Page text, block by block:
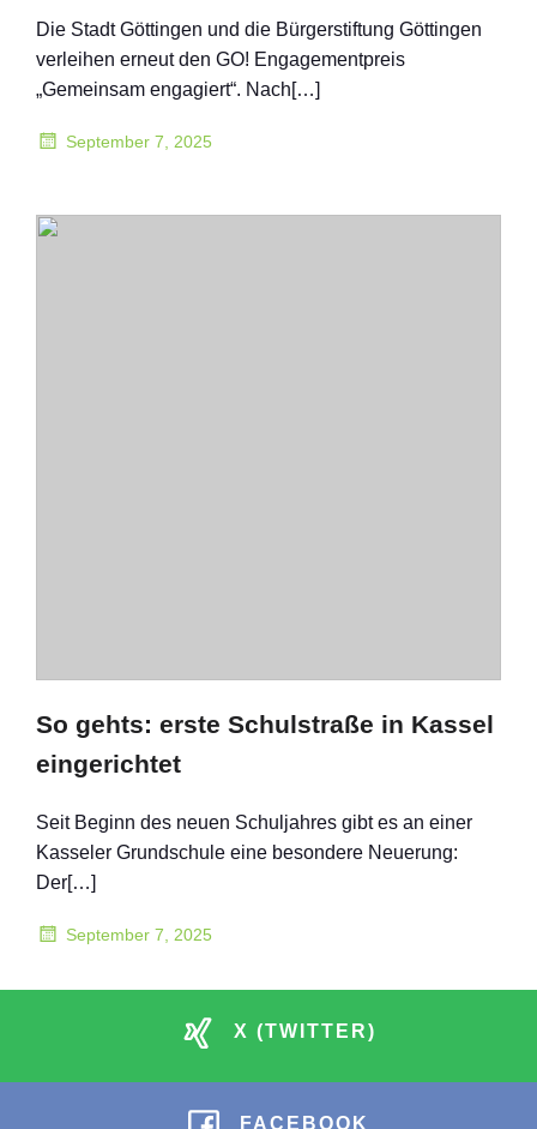
Die Stadt Göttingen und die Bürgerstiftung Göttingen
verleihen erneut den GO! Engagementpreis
„Gemeinsam engagiert“. Nach[…]
September 7, 2025
So gehts: erste Schulstraße in Kassel
eingerichtet
Seit Beginn des neuen Schuljahres gibt es an einer
Kasseler Grundschule eine besondere Neuerung:
Der[…]
September 7, 2025
X (TWITTER)
FACEBOOK